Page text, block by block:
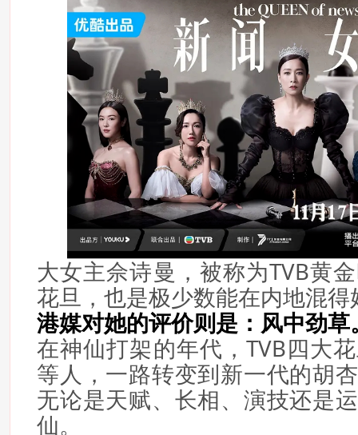
大女主佘诗曼，被称为TVB黄
花旦，也是极少数能在内地混
港媒对她的评价则是：风中劲草
在神仙打架的年代，TVB四大
等人，一路转变到新一代的胡
无论是天赋、长相、演技还是
仙。